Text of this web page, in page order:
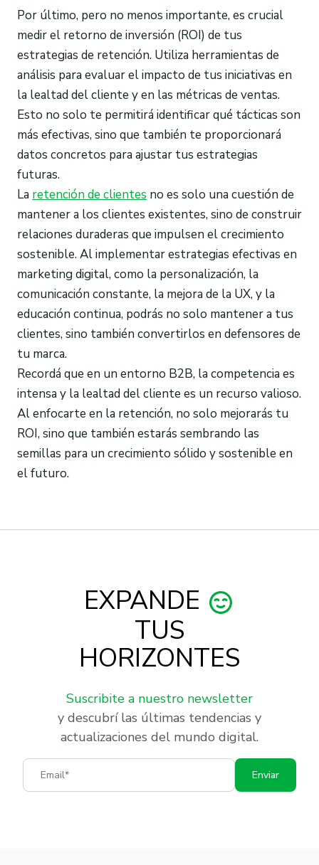
Por último, pero no menos importante, es crucial
medir el retorno de inversión (ROI) de tus
estrategias de retención. Utiliza herramientas de
análisis para evaluar el impacto de tus iniciativas en
la lealtad del cliente y en las métricas de ventas.
Esto no solo te permitirá identificar qué tácticas son
más efectivas, sino que también te proporcionará
datos concretos para ajustar tus estrategias
futuras.
La retención de clientes no es solo una cuestión de
mantener a los clientes existentes, sino de construir
relaciones duraderas que impulsen el crecimiento
sostenible. Al implementar estrategias efectivas en
marketing digital, como la personalización, la
comunicación constante, la mejora de la UX, y la
educación continua, podrás no solo mantener a tus
clientes, sino también convertirlos en defensores de
tu marca.
Recordá que en un entorno B2B, la competencia es
intensa y la lealtad del cliente es un recurso valioso.
Al enfocarte en la retención, no solo mejorarás tu
ROI, sino que también estarás sembrando las
semillas para un crecimiento sólido y sostenible en
el futuro.
EXPANDE
TUS
HORIZONTES
Suscribite a nuestro newsletter
y descubrí las últimas tendencias y
actualizaciones del mundo digital.
Email
Enviar